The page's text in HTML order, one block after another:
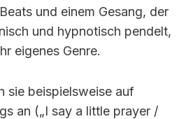
und einem Gesang, der
und hypnotisch pendelt,
eigenes Genre.
sie beispielsweise auf
an („I say a little prayer /